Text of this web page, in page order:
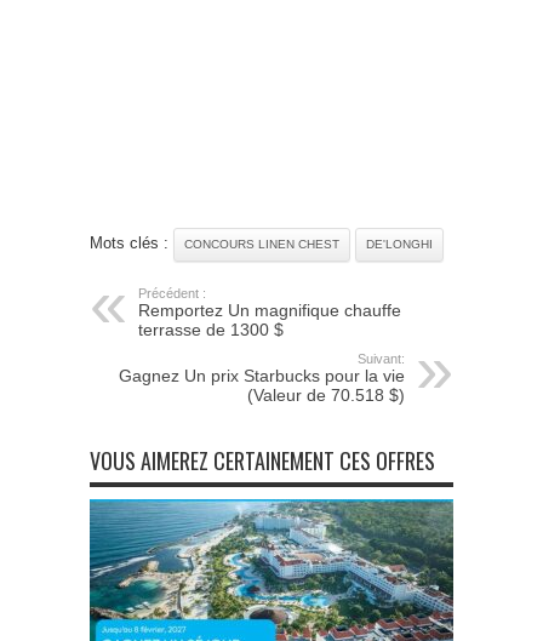
Mots clés : CONCOURS LINEN CHEST DE'LONGHI
Précédent :
Remportez Un magnifique chauffe
terrasse de 1300 $
Suivant:
Gagnez Un prix Starbucks pour la vie
(Valeur de 70.518 $)
VOUS AIMEREZ CERTAINEMENT CES OFFRES